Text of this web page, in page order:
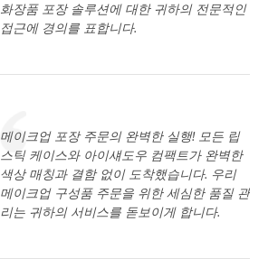
화장품 포장 솔루션에 대한 귀하의 전문적인
접근에 경의를 표합니다.
메이크업 포장 주문의 완벽한 실행! 모든 립
스틱 케이스와 아이섀도우 컴팩트가 완벽한
색상 매칭과 결함 없이 도착했습니다. 우리
메이크업 구성품 주문을 위한 세심한 품질 관
리는 귀하의 서비스를 돋보이게 합니다.